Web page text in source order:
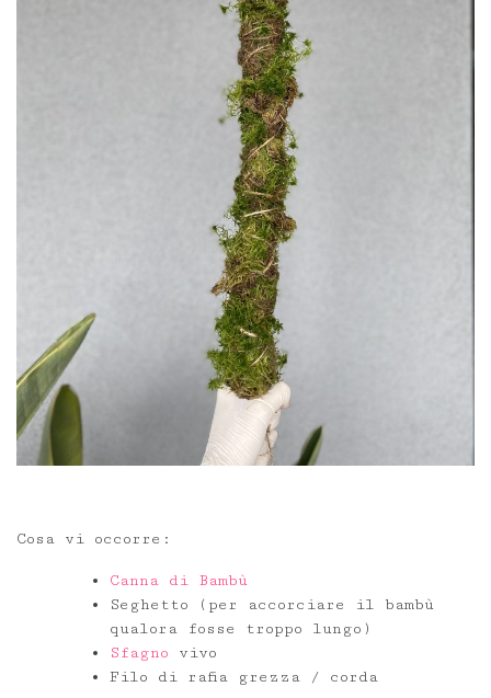
Cosa vi occorre:
Canna di Bambù
Seghetto (per accorciare il bambù
qualora fosse troppo lungo)
Sfagno vivo
Filo di rafia grezza / corda